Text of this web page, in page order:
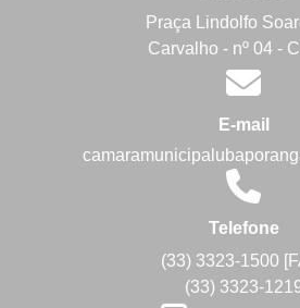
Praça Lindolfo
Carvalho - nº 04 -
E-mail
Telefone
(33) 3323-1500
(33) 3323-